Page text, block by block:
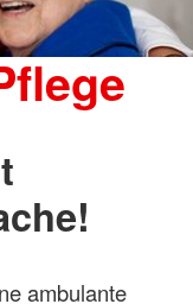
ambulante